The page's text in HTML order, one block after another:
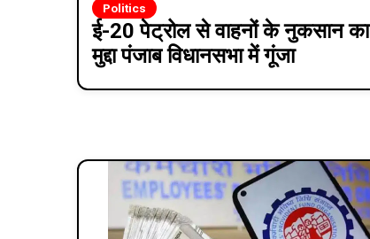
Politics
ई-20 पेट्रोल से वाहनों के नुकसान का
मुद्दा पंजाब विधानसभा में गूंजा